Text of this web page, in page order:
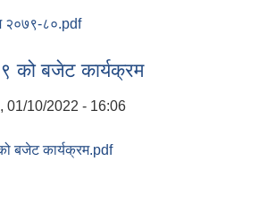
२०७९-८०.pdf
बजेट कार्यक्रम
01/10/2022 - 16:06
बजेट कार्यक्रम.pdf